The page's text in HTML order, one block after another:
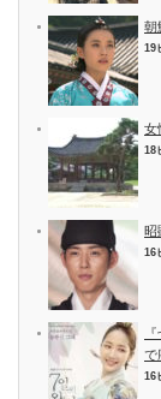
朝
19
女
18
昭
16
で
16